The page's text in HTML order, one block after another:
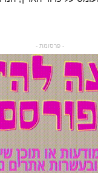
- פרסומת -